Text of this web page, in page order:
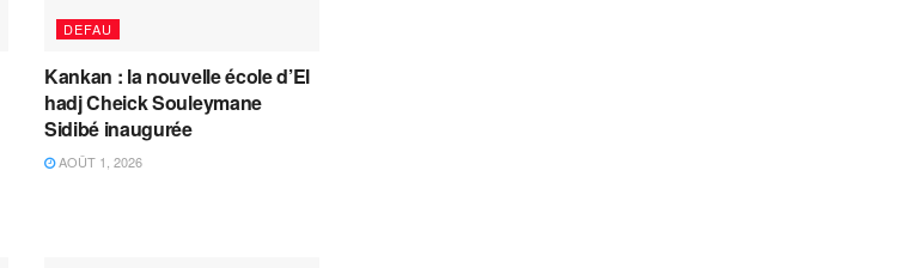
DEFAU
Kankan : la nouvelle école d’El
hadj Cheick Souleymane
Sidibé inaugurée
AOÛT 1, 2026